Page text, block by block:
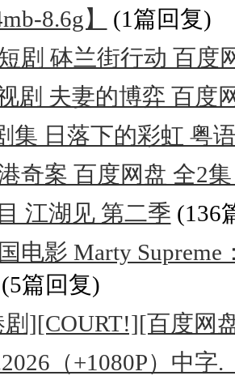
8.6g】
(1篇回复)
剧 砵兰街行动 百度
剧 夫妻的博弈 百度
集 日落下的彩虹 粤
奇案 百度网盘 全2
江湖见 第二季 (136
电影 Marty
(5篇回复)
剧][COURT!][百度网
（+1080P）中